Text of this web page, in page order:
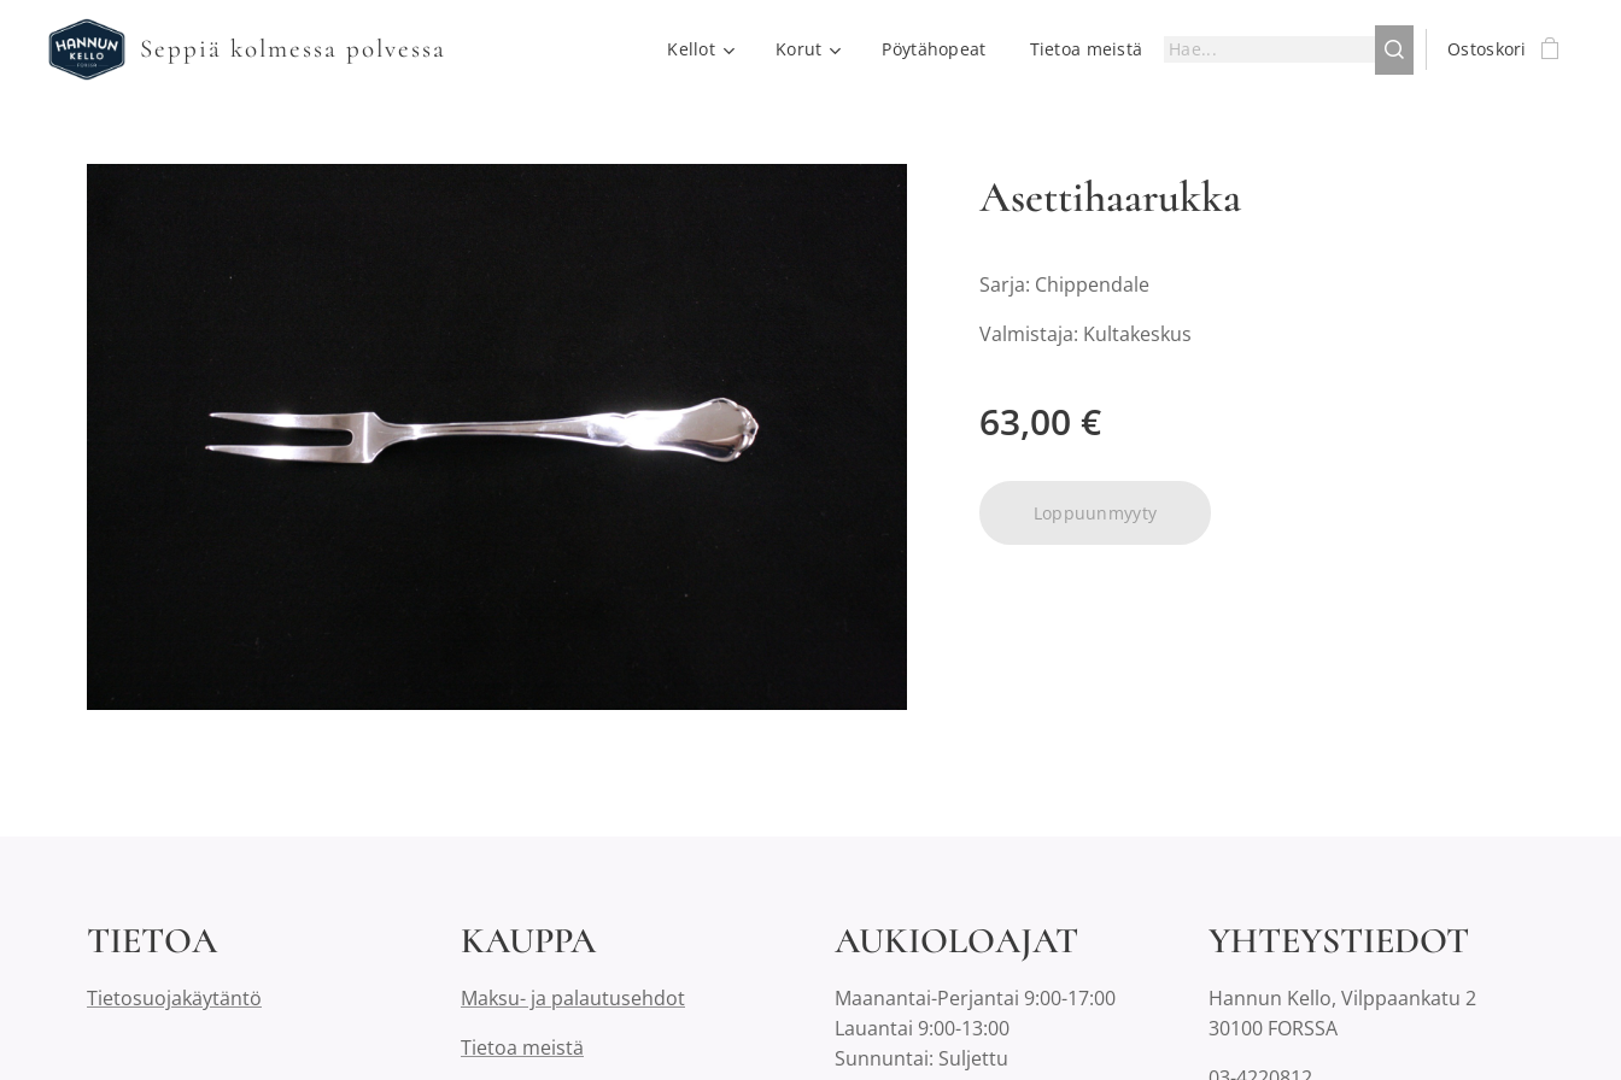
Seppiä kolmessa polvessa Kellot Korut Pöytähopeat Tietoa meistä Ostoskori
Asettihaarukka
Sarja: Chippendale
Valmistaja: Kultakeskus
63,00 €
Loppuunmyyty
TIETOA
Tietosuojakäytäntö
KAUPPA
Maksu- ja palautusehdot
Tietoa meistä
AUKIOLOAJAT
Maanantai-Perjantai 9:00-17:00
Lauantai 9:00-13:00
Sunnuntai: Suljettu
YHTEYSTIEDOT
Hannun Kello, Vilppaankatu 2
30100 FORSSA